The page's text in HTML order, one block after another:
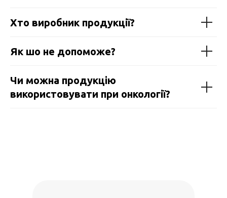
Хто виробник продукції?
Як шо не допоможе?
Чи можна продукцію
використовувати при онкології?